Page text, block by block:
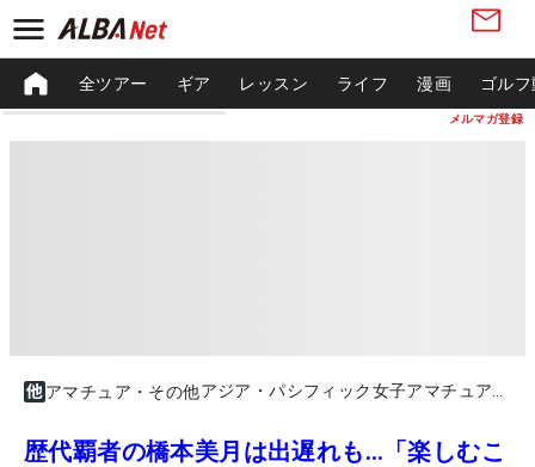
メルマガ登録
全ツアー ギア レッスン ライフ 漫画 ゴル
アマチュア・その他
歴代覇者の橋本美月は出遅れも…「楽しむこ